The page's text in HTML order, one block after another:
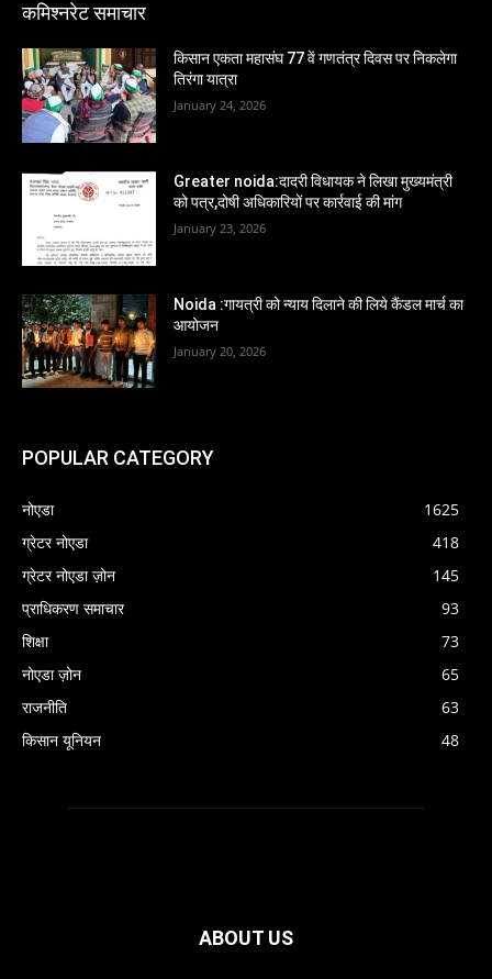
कमिश्नरेट समाचार
किसान एकता महासंघ 77 वें गणतंत्र दिवस पर निकलेगा
तिरंगा यात्रा
January 24, 2026
Greater noida:दादरी विधायक ने लिखा मुख्यमंत्री
को पत्र,दोषी अधिकारियों पर कार्रवाई की मांग
January 23, 2026
Noida :गायत्री को न्याय दिलाने की लिये कैंडल मार्च का
आयोजन
January 20, 2026
POPULAR CATEGORY
नोएडा
1625
ग्रेटर नोएडा
418
ग्रेटर नोएडा ज़ोन
145
प्राधिकरण समाचार
93
शिक्षा
73
नोएडा ज़ोन
65
राजनीति
63
किसान यूनियन
48
ABOUT US